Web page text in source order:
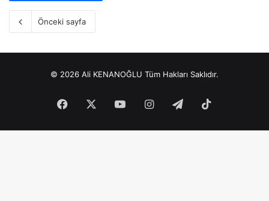
Önceki sayfa
© 2026 Ali KENANOĞLU Tüm Hakları Saklıdır.
Facebook YouTubeInstagram
Telegram